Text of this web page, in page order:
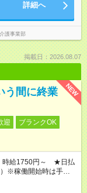
詳細へ
護事業部
掲載日：2026.08.07
NEW
う間に終業
迎
ブランクOK
時給1750円～ ★日払
※稼働開始時は手続き